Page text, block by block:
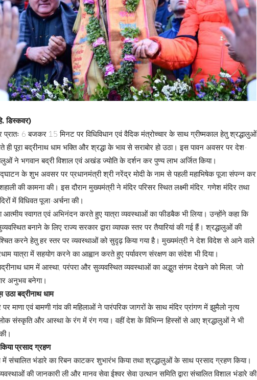
डिस्कवर)
6 बजकर 15 मिनट पर विधिविधान एवं वैदिक मंत्रोच्चार के साथ ग्रीष्मकाल हेतु श्रद्धालुओं
पूरा बद्रीनाथ धाम भक्ति और श्रद्धा के भाव से सराबोर हो उठा। इस पावन अवसर पर देश-
ने भगवान बद्री विशाल एवं अखंड ज्योति के दर्शन कर पुण्य लाभ अर्जित किया।
के शुभ अवसर पर प्रधानमंत्री श्री नरेंद्र मोदी के नाम से पहली महाभिषेक पूजा संपन्न कर
की कामना की। इस दौरान मुख्यमंत्री ने मंदिर परिसर स्थित लक्ष्मी मंदिर, गणेश मंदिर तथा
में विधिवत पूजा-अर्चना की।
आत्मीय स्वागत एवं अभिनंदन करते हुए यात्रा व्यवस्थाओं का फीडबैक भी लिया। उन्होंने कहा कि
बनाने के लिए राज्य सरकार द्वारा व्यापक स्तर पर तैयारियां की गई हैं। श्रद्धालुओं की
करने हेतु हर स्तर पर व्यवस्थाओं को सुदृढ़ किया गया है। मुख्यमंत्री ने देश विदेश से आने वाले
यात्रा में सहयोग करने का आह्वान करते हुए पर्यावरण संरक्षण का संदेश भी दिया।
धाम में आस्था, परंपरा और सुव्यवस्थित व्यवस्थाओं का अद्भुत संगम देखने को मिला, जो
अनुभव बनेगा।
बद्रीनाथ धाम
एवं बामणी गांव की महिलाओं ने पारंपरिक जागरों के साथ मंदिर प्रांगण में झुमैलो नृत्य
संस्कृति और आस्था के रंग में रंग गया। वहीं देश के विभिन्न हिस्सों से आए श्रद्धालुओं ने भी
प्रसाद ग्रहण
में संचालित भंडारे का रिबन काटकर शुभारंभ किया तथा श्रद्धालुओं के साथ प्रसाद ग्रहण किया।
की जानकारी ली और मानव सेवा ईश्वर सेवा उत्थान समिति द्वारा संचालित विशाल भंडारे की